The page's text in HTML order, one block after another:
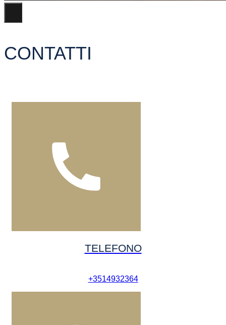
CONTATTI
TELEFONO
+3514932364